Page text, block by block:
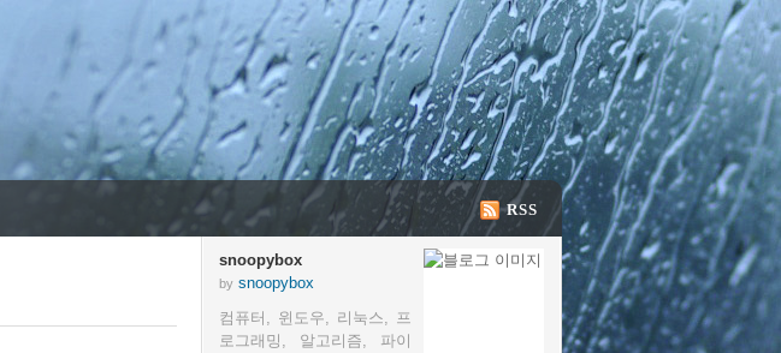
RSS
snoopybox
by snoopybox
컴퓨터, 윈도우, 리눅스, 프
로그래밍, 알고리즘, 파이